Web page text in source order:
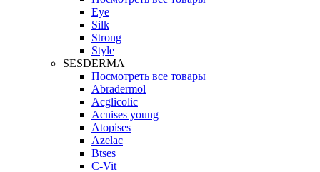
Eye
Silk
Strong
Style
SESDERMA
Посмотреть все товары
Abradermol
Acglicolic
Acnises young
Atopises
Azelac
Btses
C-Vit